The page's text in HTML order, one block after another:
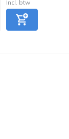
Incl. btw